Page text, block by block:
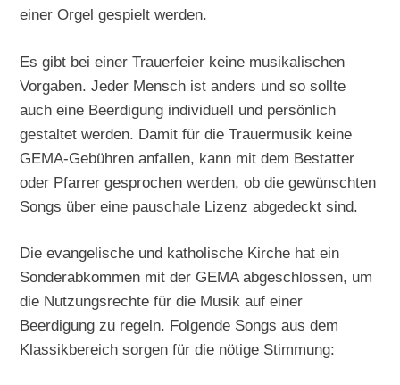
einer Orgel gespielt werden.
Es gibt bei einer Trauerfeier keine musikalischen
Vorgaben. Jeder Mensch ist anders und so sollte
auch eine Beerdigung individuell und persönlich
gestaltet werden. Damit für die Trauermusik keine
GEMA-Gebühren anfallen, kann mit dem Bestatter
oder Pfarrer gesprochen werden, ob die gewünschten
Songs über eine pauschale Lizenz abgedeckt sind.
Die evangelische und katholische Kirche hat ein
Sonderabkommen mit der GEMA abgeschlossen, um
die Nutzungsrechte für die Musik auf einer
Beerdigung zu regeln. Folgende Songs aus dem
Klassikbereich sorgen für die nötige Stimmung: